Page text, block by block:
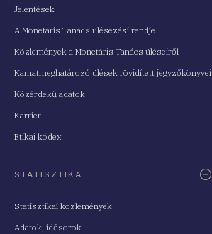
Jelentések
A Monetáris Tanács ülésezési rendje
Közlemények a Monetáris Tanács üléseiről
Kamatmeghatározó ülések rövidített jegyzőkönyvei
Közérdekű adatok
Karrier
Etikai kódex
STATISZTIKA
Statisztikai közlemények
Adatok, idősorok